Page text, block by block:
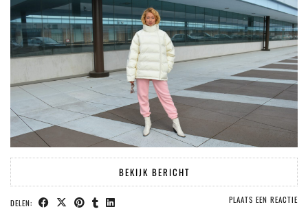
BEKIJK BERICHT
DELEN: PLAATS EEN REACTIE